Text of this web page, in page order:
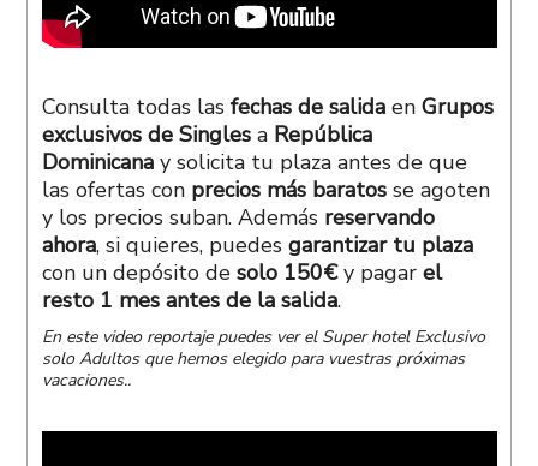
Consulta todas las fechas de salidaen Grupos
exclusivos de Singlesa República
Dominicana y solicita tu plaza antes de que
las ofertas con precios más baratosse agoten
y los precios suban. Además reservando
ahora, si quieres, puedes garantizar tu plaza
con un depósito de solo 150€y pagarel
resto 1 mes antes de la salida.
En este video reportaje puedes ver el Super hotel Exclusivo
solo Adultos que hemos elegido para vuestras próximas
vacaciones..